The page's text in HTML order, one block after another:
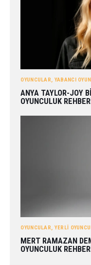
OYUNCULAR, YABANCI
ANYA TAYLOR-JOY
OYUNCULUK
OYUNCULAR, YERLI
MERT RAMAZAN
OYUNCULUK